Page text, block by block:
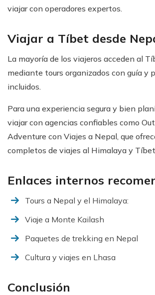
viajar con operadores expertos.
Viajar a Tíbet desde
La mayoría de los viajeros acceden al
mediante tours organizados con guía y
incluidos.
Para una experiencia segura y bien
viajar con agencias confiables como
Adventure con Viajes a Nepal, que
completos de viajes al Himalaya y
Enlaces internos
Tours a Nepal y el Himalaya:
Viaje a Monte Kailash
Paquetes de trekking en Nepal
Cultura y viajes en Lhasa
Conclusión